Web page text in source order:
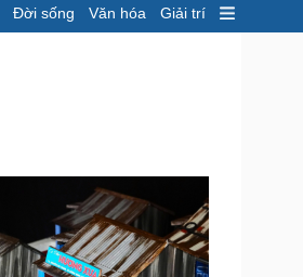
Đời sống Văn hóa Giải trí
Giá cà phê
Công nghệ
Sành điệu